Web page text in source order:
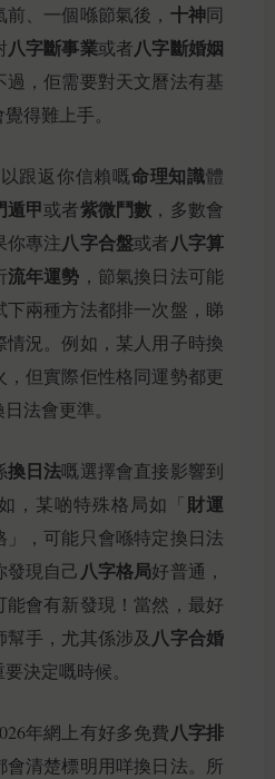
、一個喺節氣後， 十神同
八字斷事業或者八字斷婚姻
，佢需要對天文曆法有基
得難上手。
跟返你信賴嘅命理知識體
遁甲或者紫微鬥數 ，多數會
你專注八字合盤或者八字算
流年運勢 ，節氣換日法可能
兩種方法都排一次盤，睇
況。例如，某人用子時換
，但實際佢性格同運勢都更
法會更準。
換日法嘅選擇會直接影響到
，某啲特殊格局如「財運
」，可能只會喺特定換日法
發現自己 八字格局好普通，
會有新發現！當然，最好
幫手，尤其係涉及 八字合婚
決定嘅時候。
年網上有好多免費八字排
會清楚標明用咩換日法。所